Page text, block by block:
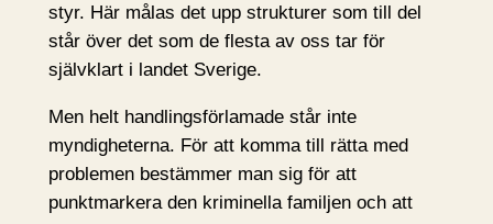
styr. Här målas det upp strukturer som till del
står över det som de flesta av oss tar för
självklart i landet Sverige.
Men helt handlingsförlamade står inte
myndigheterna. För att komma till rätta med
problemen bestämmer man sig för att
punktmarkera den kriminella familjen och att